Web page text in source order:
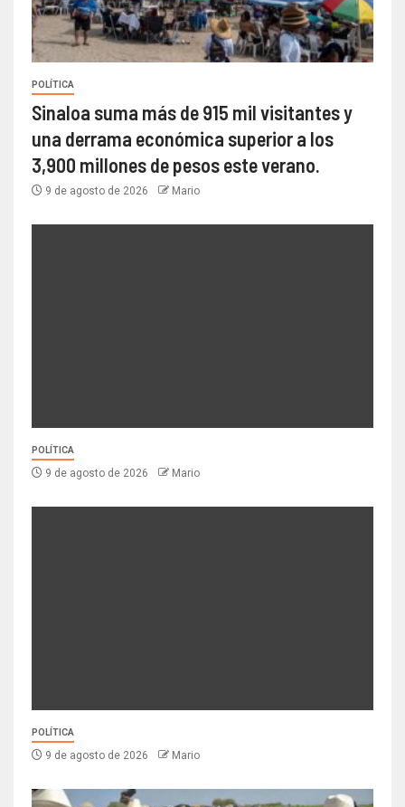
POLÍTICA
Sinaloa suma más de 915 mil visitantes y
una derrama económica superior a los
3,900 millones de pesos este verano.
9 de agosto de 2026 Mario
POLÍTICA
9 de agosto de 2026 Mario
POLÍTICA
9 de agosto de 2026 Mario